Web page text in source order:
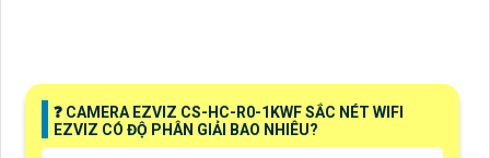
️❓ CAMERA EZVIZ CS-HC-R0-1KWF SẮC NÉT WIFI
EZVIZ CÓ ĐỘ PHÂN GIẢI BAO NHIÊU?